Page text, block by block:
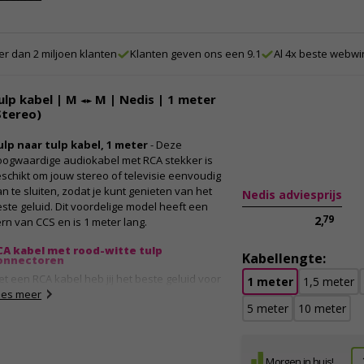
connectoren
100% koperen kern
Vergulde connectoren
Kabellengte: 0.5 meter
dan 2 miljoen klanten Klanten geven ons een 9.1 Al 4x beste
kabel | M ↔ M | Nedis | 1 meter
naar tulp kabel, 1 meter- Deze
audiokabel met RCA stekker is
om jouw stereo of televisie eenvoudig
te sluiten, zodat je kunt genieten van het
geluid. Dit voordelige model heeft een
van CCS en is 1 meter lang.
kabel met rood-witte tulp
een RCA kabel heb jij het beste geluid voor
speakers of televisie. RCA staat voor Radio
meer
Nedis adviesprijs
2,79
Kabellengte:
1 meter 1,5 meter
5 meter
10 meter